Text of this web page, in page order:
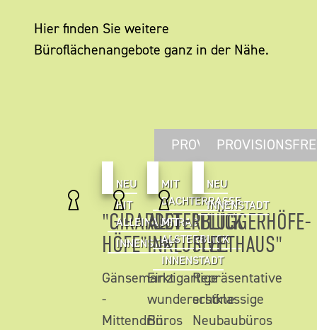
Hier finden Sie weitere
Büroflächenangebote ganz in der Nähe.
NEU
HIT
ALLEINAUFTRAG
INNENSTADT
"GIRARDET
HÖFE"
Gänsemarkt
-
Mittendrin.
PROVISIONSFREI
MIT
DACHTERRASSE
MIT
ALSTERBLICK
INNENSTADT
ALSTERBLICK
INKLUSIVE!
Einzigartige
wunderschöne
Büros
NEU
INNENSTADT
"FLÜGGERHÖFE-
FLEETHAUS"
Repräsentative
erstklassige
Neubaubüros